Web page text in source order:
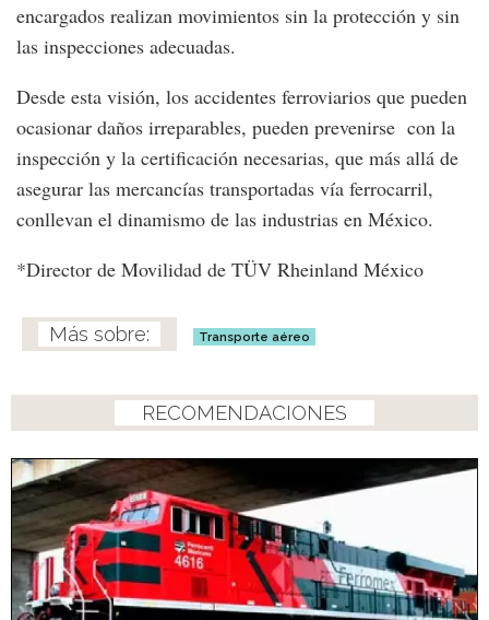
encargados realizan movimientos sin la protección y sin
las inspecciones adecuadas.
Desde esta visión, los accidentes ferroviarios que pueden
ocasionar daños irreparables, pueden prevenirse con la
inspección y la certificación necesarias, que más allá de
asegurar las mercancías transportadas vía ferrocarril,
conllevan el dinamismo de las industrias en México.
*Director de Movilidad de TÜV Rheinland México
Transporte aéreo
RECOMENDACIONES